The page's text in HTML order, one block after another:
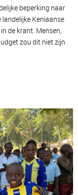
beperking naar
landelijke Keniaanse
de krant. Mensen,
zou dit niet zijn